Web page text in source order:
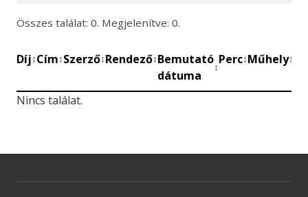
Összes találat: 0. Megjelenítve: 0.
Díj↕Cím↕Szerző↕Rendező↕Bemutató
dátuma
↕
Perc↕Műhely↕
Nincs találat.